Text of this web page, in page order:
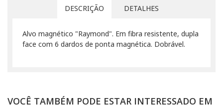
DESCRIÇÃO DETALHES
Alvo magnético "Raymond". Em fibra resistente, dupla
face com 6 dardos de ponta magnética. Dobrável.
VOCÊ TAMBÉM PODE ESTAR INTERESSADO EM